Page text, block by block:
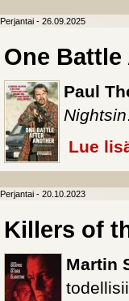
Perjantai - 26.09.2025
One
Paul
Nightsin
Lue
Perjantai - 20.10.2023
Killers of
Martin